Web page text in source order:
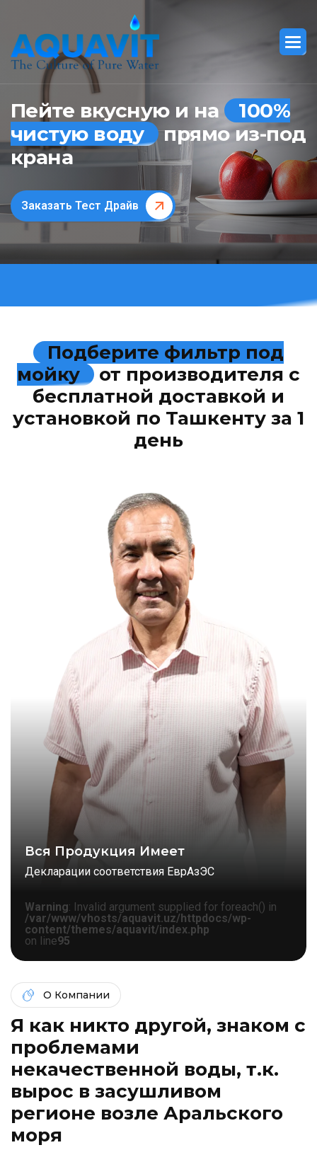
Пейте вкусную и на
100%
чистую воду прямо из-под
крана
Заказать Тест Драйв
Подберите фильтр под
мойку
от производителя с
бесплатной доставкой и
установкой по Ташкенту за 1
день
Вся Продукция Имеет
Декларации соответствия ЕврАзЭС
Warning: Invalid argument supplied for foreach() in
/var/www/vhosts/aquavit.uz/httpdocs/wp-
content/themes/aquavit/index.php
on line95
О Компании
Я как никто другой, знаком c
проблемами
некачественной воды, т.к.
вырос в засушливом
регионе возле Аральского
моря